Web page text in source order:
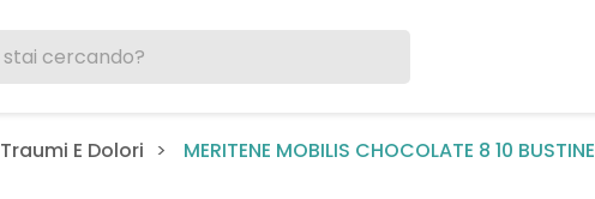
Traumi E Dolori MERITENE MOBILIS CHOCOLATE 8 10 BUSTINE